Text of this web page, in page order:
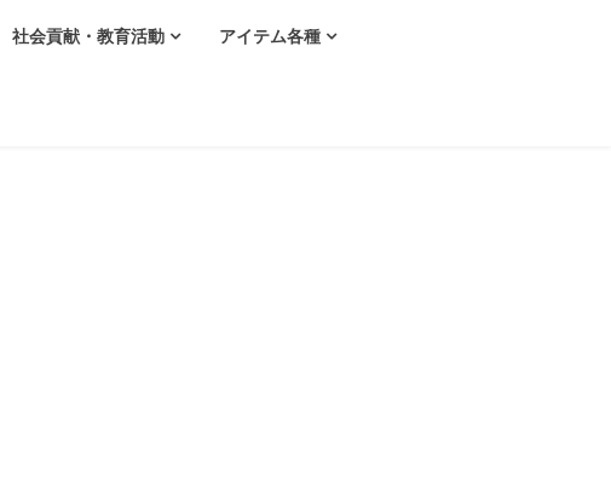
社会貢献・教育活動 アイテム各種